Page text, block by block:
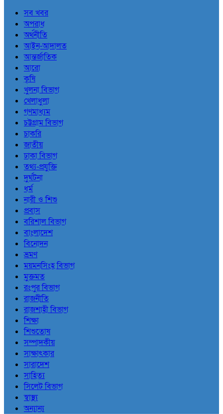
সব খবর
অপরাধ
অর্থনীতি
আইন-আদালত
আন্তর্জাতিক
আরো
কৃষি
খুলনা বিভাগ
খেলাধুলা
গণমাধ্যম
চট্টগ্রাম বিভাগ
চাকরি
জাতীয়
ঢাকা বিভাগ
তথ্য-প্রযুক্তি
দুর্ঘটনা
ধর্ম
নারী ও শিশু
প্রবাস
বরিশাল বিভাগ
বাংলাদেশ
বিনোদন
ভ্রমণ
ময়মনসিংহ বিভাগ
মুক্তমত
রংপুর বিভাগ
রাজনীতি
রাজশাহী বিভাগ
শিক্ষা
শিশুতোষ
সম্পাদকীয়
সাক্ষাৎকার
সারাদেশ
সাহিত্য
সিলেট বিভাগ
স্বাস্থ্য
অন্যান্য